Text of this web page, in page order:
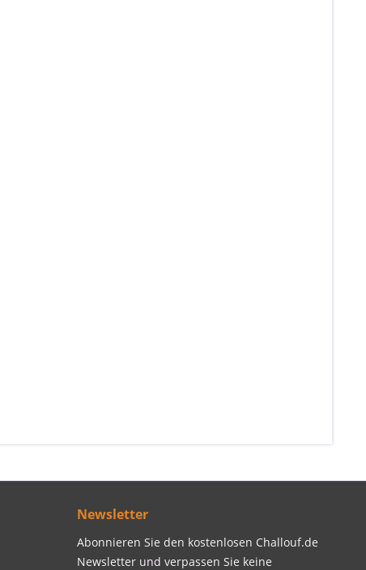
Newsletter
Abonnieren Sie den kostenlosen Challouf.de
Newsletter und verpassen Sie keine